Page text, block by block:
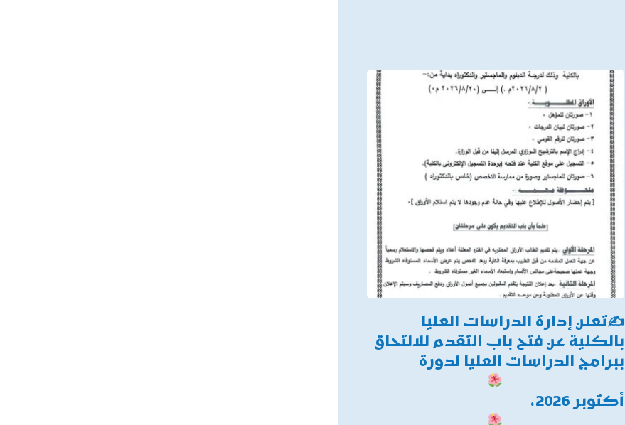
✍تعلن إدارة الدراسات العليا
بالكلية عن فتح باب التقدم للالتحاق
ببرامج الدراسات العليا لدورة
أكتوبر 2026،